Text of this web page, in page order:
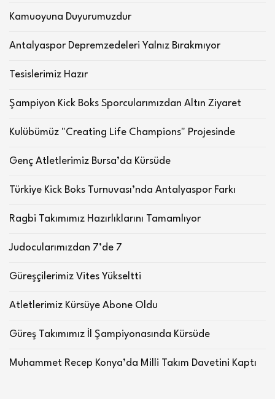
Kamuoyuna Duyurumuzdur
Antalyaspor Depremzedeleri Yalnız Bırakmıyor
Tesislerimiz Hazır
Şampiyon Kick Boks Sporcularımızdan Altın Ziyaret
Kulübümüz "Creating Life Champions" Projesinde
Genç Atletlerimiz Bursa’da Kürsüde
Türkiye Kick Boks Turnuvası’nda Antalyaspor Farkı
Ragbi Takımımız Hazırlıklarını Tamamlıyor
Judocularımızdan 7’de 7
Güreşçilerimiz Vites Yükseltti
Atletlerimiz Kürsüye Abone Oldu
Güreş Takımımız İl Şampiyonasında Kürsüde
Muhammet Recep Konya’da Milli Takım Davetini Kaptı